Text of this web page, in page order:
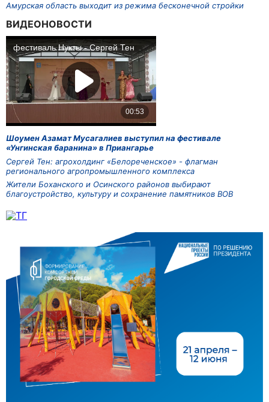
Амурская область выходит из режима бесконечной стройки
ВИДЕОНОВОСТИ
Шоумен Азамат Мусагалиев выступил на фестивале
«Унгинская баранина» в Приангарье
Сергей Тен: агрохолдинг «Белореченское» - флагман
регионального агропромышленного комплекса
Жители Боханского и Осинского районов выбирают
благоустройство, культуру и сохранение памятников ВОВ